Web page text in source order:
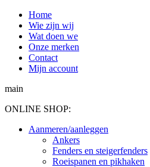
Spring
naar
content
Home
Wie zijn wij
Wat doen we
Onze merken
Contact
Mijn account
main
ONLINE SHOP:
Aanmeren/aanleggen
Ankers
Fenders en steigerfenders
Roeispanen en pikhaken